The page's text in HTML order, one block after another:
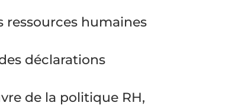
humaines
déclarations
de la politique RH,